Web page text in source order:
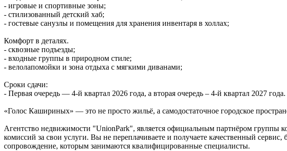
- игровые и спортивные зоны;
- стилизованный детский хаб;
- гостевые санузлы и помещения для хранения инвентаря в холлах;
Комфорт в деталях.
- сквозные подъезды;
- входные группы в природном стиле;
- велолапомойки и зона отдыха с мягкими диванами;
Сроки сдачи:
- Первая очередь — 4‑й квартал 2026 года, а вторая очередь – 4-й квартал 2027 года.
«Голос Кашириных» — это не просто жильё, а самодостаточное городское
Агентство недвижимости "UnionPark", является официальным партнёром группы
комиссий за свои услуги. Вы не переплачиваете и получаете качественный
сопровождение, которым занимаются квалифицированные специалисты.